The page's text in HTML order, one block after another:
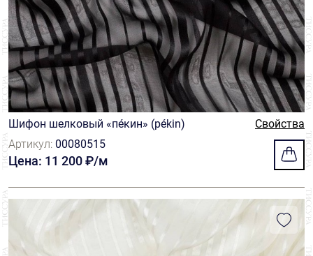
Шифон шелковый «пéкин» (pékin)
Свойства
Артикул: 00080515
Цена: 11 200 ₽/м